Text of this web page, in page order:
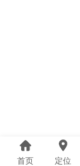
首页 定位